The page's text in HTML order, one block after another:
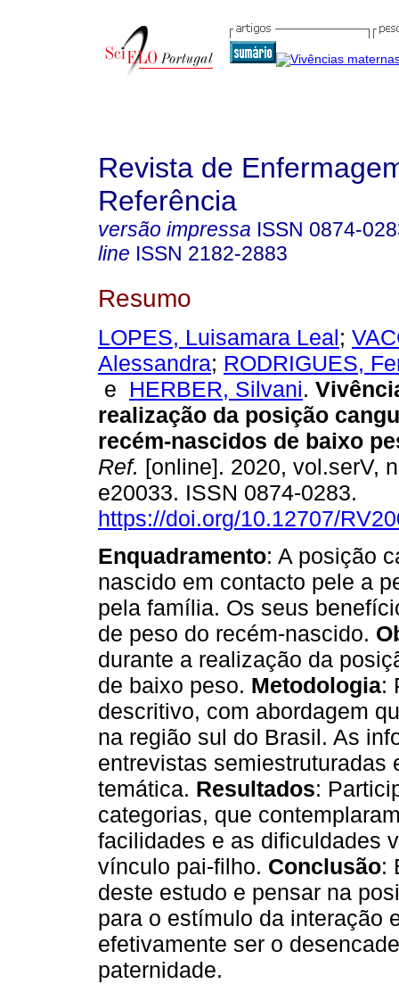
Revista de
Referência
versão impressa ISSN 0874-
line ISSN 2182-2883
Resumo
LOPES, Luisamara Leal;
Alessandra; RODRIGUES,
e HERBER, Silvani.
realização da posição
recém-nascidos de baixo
Ref. [online]. 2020, vol.serV,
e20033. ISSN 0874-0283.
https://doi.org/10.12707/
Enquadramento: A posição
nascido em contacto pele a
pela família. Os seus
de peso do recém-nascido.
durante a realização da
de baixo peso. Metodologia:
descritivo, com abordagem
na região sul do Brasil. As
entrevistas semiestruturadas
temática. Resultados:
categorias, que
facilidades e as dificuldades
vínculo pai-filho. Conclusão:
deste estudo e pensar na
para o estímulo da interação
efetivamente ser o
paternidade.